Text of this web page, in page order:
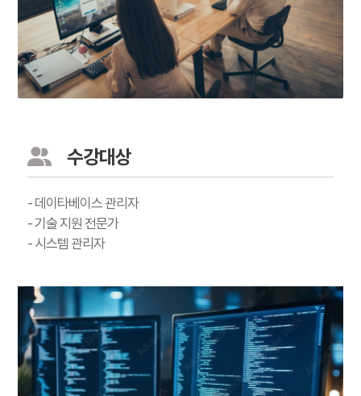
수강대상
- 데이타베이스 관리자
- 기술 지원 전문가
- 시스템 관리자